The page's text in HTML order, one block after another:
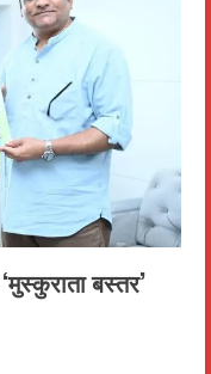
बस्तर’